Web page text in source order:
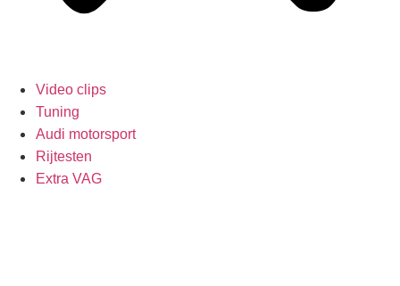
Video clips
Tuning
Audi motorsport
Rijtesten
Extra VAG